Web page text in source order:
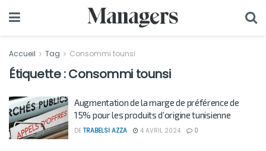
Accueil Tag Consommi tounsi
Étiquette :Consommi tounsi
Augmentation de la marge de préférence de
15% pour les produits d’origine tunisienne
DE TRABELSI AZZA 4 AVRIL 2024 0